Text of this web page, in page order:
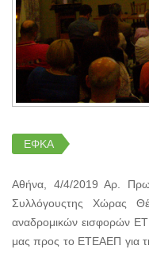
ΕΦΚΑ
Αθήνα, 4/4/2019 Αρ.
Συλλόγουςτης Χώρας
αναδρομικών εισφορών
μας προς το ΕΤΕΑΕΠ για